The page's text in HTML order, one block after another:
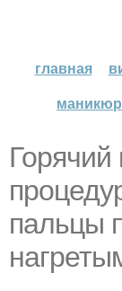
главная
пальцы